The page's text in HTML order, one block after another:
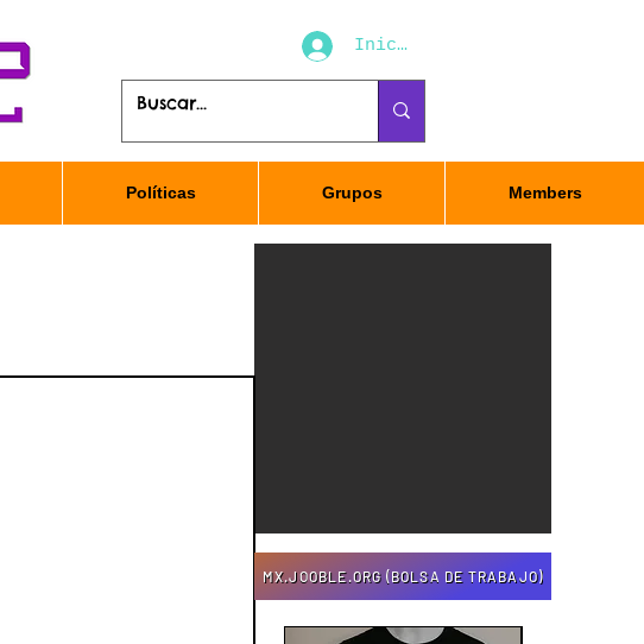
Iniciar sesión
Políticas Grupos Members
MX.JOOBLE.ORG (BOLSA DE TRABAJO)